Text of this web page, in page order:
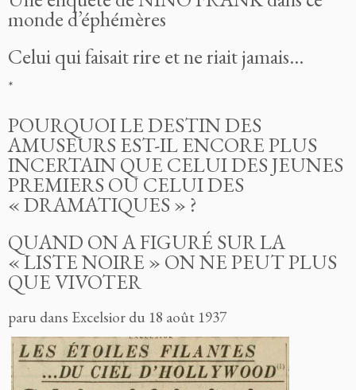
monde d’éphémères
Celui qui faisait rire et ne riait jamais…
*
POURQUOI LE DESTIN DES
AMUSEURS EST-IL ENCORE PLUS
INCERTAIN QUE CELUI DES JEUNES
PREMIERS OU CELUI DES
« DRAMATIQUES » ?
QUAND ON A FIGURÉ SUR LA
« LISTE NOIRE » ON NE PEUT PLUS
QUE VIVOTER
paru dans Excelsior du 18 août 1937